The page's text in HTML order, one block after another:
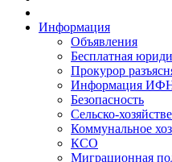
Информация
Объявления
Бесплатная
Прокурор
Информация
Безопасность
Сельско-
Коммунальное
КСО
Миграционная